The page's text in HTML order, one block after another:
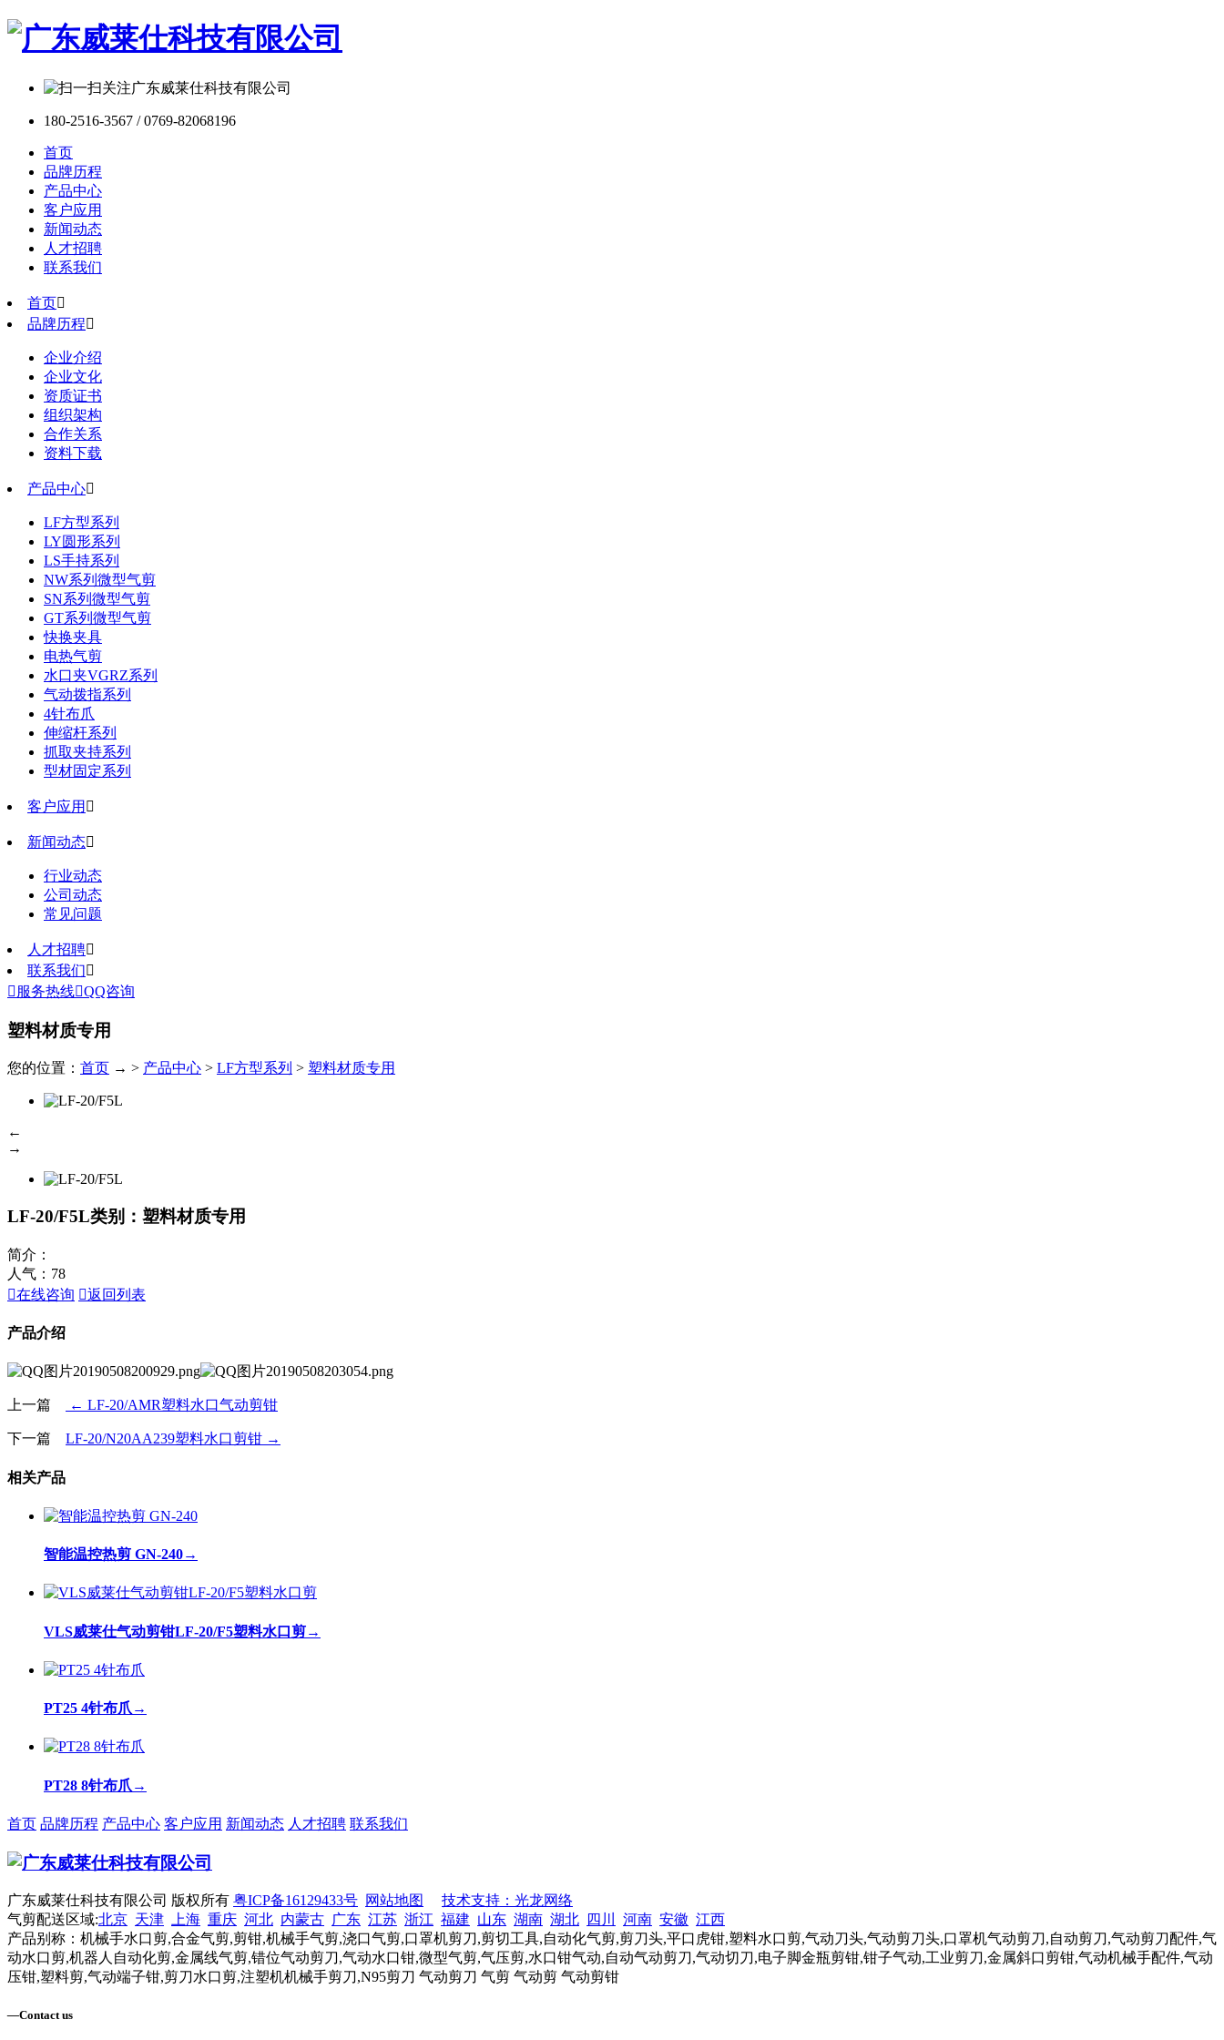
180-2516-3567 / 0769-82068196
首页
品牌历程
产品中心
客户应用
新闻动态
人才招聘
联系我们
首页
品牌历程
企业介绍
企业文化
资质证书
组织架构
合作关系
资料下载
产品中心
LF方型系列
LY圆形系列
LS手持系列
NW系列微型气剪
SN系列微型气剪
GT系列微型气剪
快换夹具
电热气剪
水口夹VGRZ系列
气动拨指系列
4针布爪
伸缩杆系列
抓取夹持系列
型材固定系列
客户应用 
新闻动态
行业动态
公司动态
常见问题
人才招聘
联系我们
 服务热线QQ咨询
塑料材质专用
您的位置： 首页 → > 产品中心 > LF方型系列 > 塑料材质专用
←
→
LF-20/F5L类别：塑料材质专用
简介：
人气： 78
在线咨询 返回列表
产品介绍
上一篇 ← LF-20/AMR塑料水口气动剪钳
下一篇 LF-20/N20AA239塑料水口剪钳 →
相关产品
智能温控热剪 GN-240→
VLS威莱仕气动剪钳LF-20/F5塑料水口剪→
PT25 4针布爪 →
PT28 8针布爪 →
首页 品牌历程 产品中心 客户应用 新闻动态 人才招聘 联系我们
广东威莱仕科技有限公司 版权所有 粤ICP备16129433号 网站地图
技术支持：光龙网络
气剪配送区域:北京 天津 上海 重庆 河北 内蒙古 广东 江苏 浙江 福建 山东 湖南 湖北 四川 河南 安徽 江西
产品别称：机械手水口剪,合金气剪,剪钳,机械手气剪,浇口气剪,口罩机剪刀,剪切工具,自动化气剪,剪刀头,平口虎钳,塑料水口剪,气动刀头,气动剪刀头,口罩机气动剪刀,自动剪刀,气动剪刀配件,气
动水口剪,机器人自动化剪,金属线气剪,错位气动剪刀,气动水口钳,微型气剪,气压剪,水口钳气动,自动气动剪刀,气动切刀,电子脚金瓶剪钳,钳子气动,工业剪刀,金属斜口剪钳,气动机械手配件,气动
压钳,塑料剪,气动端子钳,剪刀水口剪,注塑机机械手剪刀,N95剪刀 气动剪刀 气剪 气动剪 气动剪钳
—Contact us